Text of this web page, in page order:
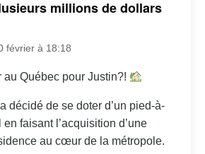
millions de dollars
février à 18:18
au Québec pour Justin?!
décidé de se doter d’un pied-à-
faisant l’acquisition d’une
au cœur de la métropole.